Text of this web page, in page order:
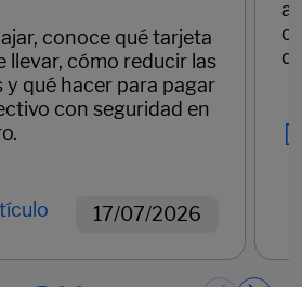
conoce qué tarjeta
llevar, cómo reducir las
y qué hacer para pagar
con seguridad en
17/07/2026